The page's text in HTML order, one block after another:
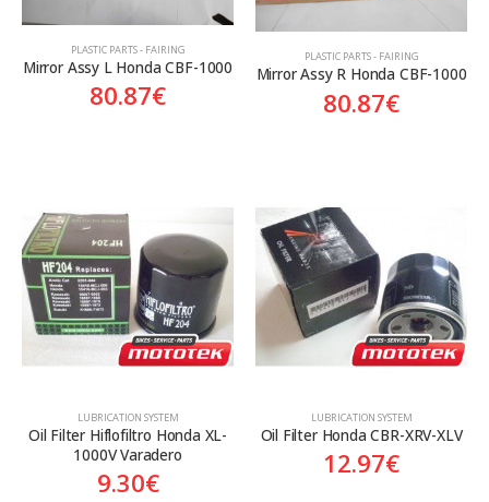
PLASTIC PARTS - FAIRING
Mirror Assy L Honda CBF-1000
80.87€
PLASTIC PARTS - FAIRING
Mirror Assy R Honda CBF-1000
80.87€
LUBRICATION SYSTEM
Oil Filter Hiflofiltro Honda XL-
1000V Varadero
9.30€
LUBRICATION SYSTEM
Oil Filter Honda CBR-XRV-XLV
12.97€